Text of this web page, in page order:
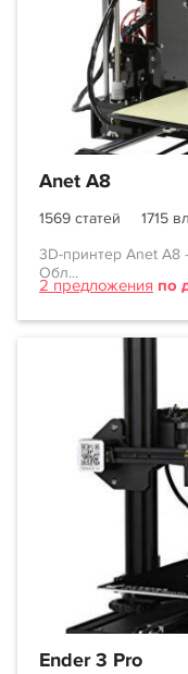
Anet A8
1569 статей
1715
3D-принтер Anet
Обл...
2 предложения по
Ender 3 Pro